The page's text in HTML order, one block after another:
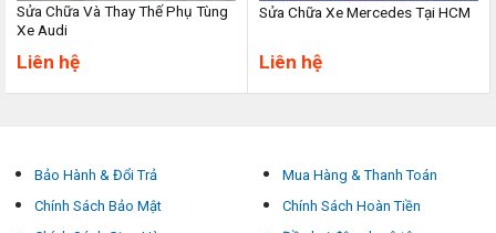
Sửa Chữa Và Thay Thế Phụ Tùng
Xe Audi
Liên hệ
Sửa Chữa Xe Mercedes Tại HCM
Liên hệ
Bảo Hành & Đổi Trả
Chính Sách Bảo Mật
Mua Hàng & Thanh Toán
Chính Sách Hoàn Tiền